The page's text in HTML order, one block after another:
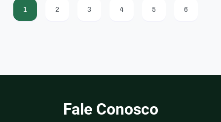
1 2 3 4 5 6
Fale Conosco